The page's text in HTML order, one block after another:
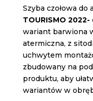
Szyba czołowa do
TOURISMO 2022-
wariant barwiona
atermiczna, z
uchwytem
zbudowany na
produktu, aby
wariantów w